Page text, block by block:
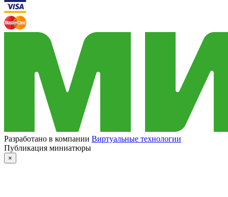
Разработано в компании Виртуальные технологии
Публикация миниатюры
×